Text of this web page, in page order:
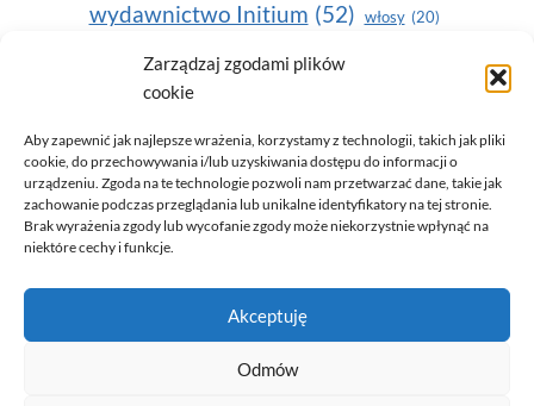
Zarządzaj zgodami plików
cookie
Aby zapewnić jak najlepsze wrażenia, korzystamy z technologii, takich jak pliki
cookie, do przechowywania i/lub uzyskiwania dostępu do informacji o
urządzeniu. Zgoda na te technologie pozwoli nam przetwarzać dane, takie jak
zachowanie podczas przeglądania lub unikalne identyfikatory na tej stronie.
Brak wyrażenia zgody lub wycofanie zgody może niekorzystnie wpłynąć na
niektóre cechy i funkcje.
Akceptuję
Odmów
wydawnictwo Initium (52) włosy (20)
Yasumi(164) zdrowe zęby
zdrowie
© 2026 Only You - portal dla kobiet (uroda, moda, zdrowie)
opracowanie:AZDOBRESTRONY